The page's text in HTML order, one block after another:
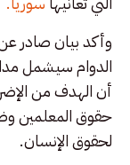
وأكد بيان صادر
الدوام سيشمل
أن الهدف من
حقوق المعلمين
لحقوق الإنسان.